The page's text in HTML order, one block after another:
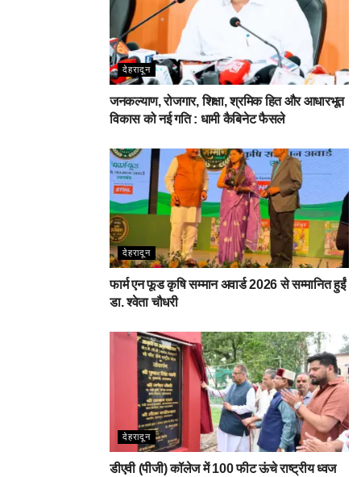
देहरादून
जनकल्याण, रोजगार, शिक्षा, श्रमिक हित और आधारभूत
विकास को नई गति : धामी कैबिनेट फैसले
देहरादून
फार्म एन फूड कृषि सम्मान अवार्ड 2026 से सम्मानित हुईं
डा. श्वेता चौधरी
देहरादून
डीएवी (पीजी) कॉलेज में 100 फीट ऊंचे राष्ट्रीय ध्वज